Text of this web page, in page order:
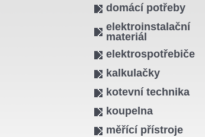
domácí potřeby
elektroinstalační
materiál
elektrospotřebiče
kalkulačky
kotevní technika
koupelna
měřící přístroje